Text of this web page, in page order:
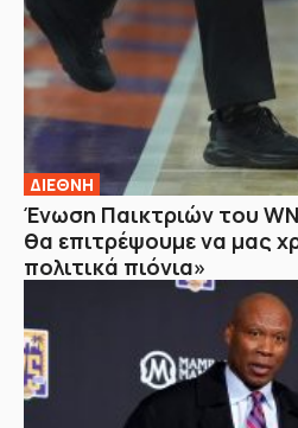
ΔΙΕΘΝΗ
Ένωση Παικτριών του
θα επιτρέψουμε να μας
πολιτικά πιόνια»